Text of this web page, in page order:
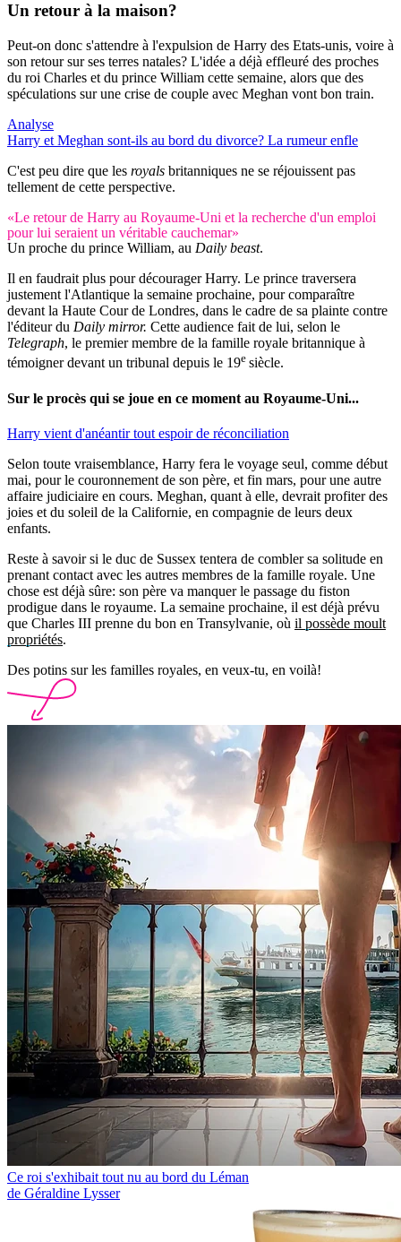
Un retour à la maison?
Peut-on donc s'attendre à l'expulsion de Harry des Etats-unis, voire à
son retour sur ses terres natales? L'idée a déjà effleuré des proches
du roi Charles et du prince William cette semaine, alors que des
spéculations sur une crise de couple avec Meghan vont bon train.
Analyse
Harry et Meghan sont-ils au bord du divorce? La rumeur enfle
C'est peu dire que les royals britanniques ne se réjouissent pas
tellement de cette perspective.
«Le retour de Harry au Royaume-Uni et la recherche d'un emploi
pour lui seraient un véritable cauchemar»
Un proche du prince William, au Daily beast.
Il en faudrait plus pour décourager Harry. Le prince traversera
justement l'Atlantique la semaine prochaine, pour comparaître
devant la Haute Cour de Londres, dans le cadre de sa plainte contre
l'éditeur du Daily mirror. Cette audience fait de lui, selon le
Telegraph, le premier membre de la famille royale britannique à
témoigner devant un tribunal depuis le 19e siècle.
Sur le procès qui se joue en ce moment au Royaume-Uni...
Harry vient d'anéantir tout espoir de réconciliation
Selon toute vraisemblance, Harry fera le voyage seul, comme début
mai, pour le couronnement de son père, et fin mars, pour une autre
affaire judiciaire en cours. Meghan, quant à elle, devrait profiter des
joies et du soleil de la Californie, en compagnie de leurs deux
enfants.
Reste à savoir si le duc de Sussex tentera de combler sa solitude en
prenant contact avec les autres membres de la famille royale. Une
chose est déjà sûre: son père va manquer le passage du fiston
prodigue dans le royaume. La semaine prochaine, il est déjà prévu
que Charles III prenne du bon en Transylvanie, où il possède moult
propriétés.
Des potins sur les familles royales, en veux-tu, en voilà!
Ce roi s'exhibait tout nu au bord du Léman
de Géraldine Lysser